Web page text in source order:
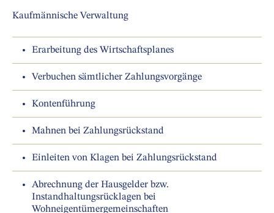
Kaufmännische Verwaltung
Erarbeitung des Wirtschaftsplanes
Verbuchen sämtlicher Zahlungsvorgänge
Kontenführung
Mahnen bei Zahlungsrückstand
Einleiten von Klagen bei Zahlungsrückstand
Abrechnung der Hausgelder bzw.
Instandhaltungsrücklagen bei
Wohneigentümergemeinschaften